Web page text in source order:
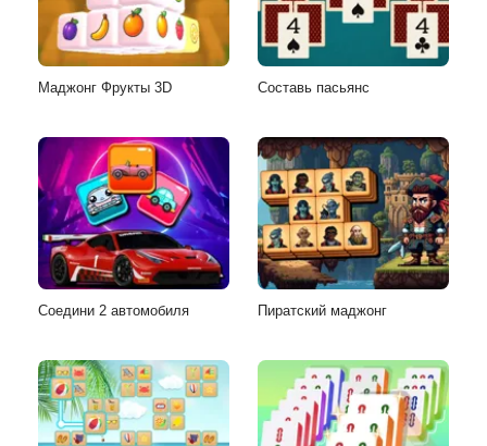
Маджонг Фрукты 3D Составь пасьянс
Соедини 2 автомобиля Пиратский маджонг